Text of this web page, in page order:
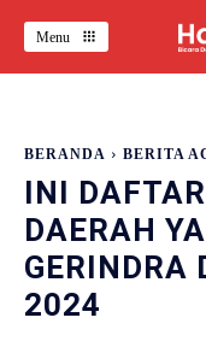
Menu
BERANDA BERITA
INI
DAERAH
GERINDRA
2024